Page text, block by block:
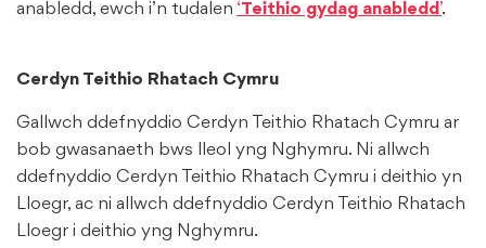
anabledd, ewch i’n tudalen ‘Teithio gydag anabledd’.
Cerdyn Teithio Rhatach Cymru
Gallwch ddefnyddio Cerdyn Teithio Rhatach Cymru ar
bob gwasanaeth bws lleol yng Nghymru. Ni allwch
ddefnyddio Cerdyn Teithio Rhatach Cymru i deithio yn
Lloegr, ac ni allwch ddefnyddio Cerdyn Teithio Rhatach
Lloegr i deithio yng Nghymru.